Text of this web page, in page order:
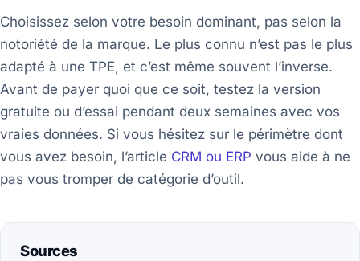
Choisissez selon votre besoin dominant, pas selon la
notoriété de la marque. Le plus connu n’est pas le plus
adapté à une TPE, et c’est même souvent l’inverse.
Avant de payer quoi que ce soit, testez la version
gratuite ou d’essai pendant deux semaines avec vos
vraies données. Si vous hésitez sur le périmètre dont
vous avez besoin, l’article CRM ou ERP vous aide à ne
pas vous tromper de catégorie d’outil.
Sources